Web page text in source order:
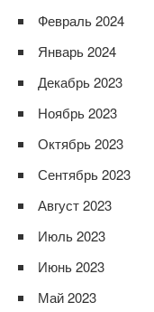
Февраль 2024
Январь 2024
Декабрь 2023
Ноябрь 2023
Октябрь 2023
Сентябрь 2023
Август 2023
Июль 2023
Июнь 2023
Май 2023